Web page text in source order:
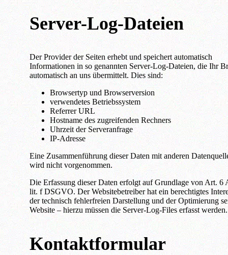
Server-Log-Dateien
Der Provider der Seiten erhebt und speichert automatisch
Informationen in so genannten Server-Log-Dateien, die Ihr
automatisch an uns übermittelt. Dies sind:
Browsertyp und Browserversion
verwendetes Betriebssystem
Referrer URL
Hostname des zugreifenden Rechners
Uhrzeit der Serveranfrage
IP-Adresse
Eine Zusammenführung dieser Daten mit anderen
wird nicht vorgenommen.
Die Erfassung dieser Daten erfolgt auf Grundlage von Art. 6
lit. f DSGVO. Der Websitebetreiber hat ein berechtigtes
der technisch fehlerfreien Darstellung und der Optimierung
Website – hierzu müssen die Server-Log-Files erfasst werden.
Kontaktformular